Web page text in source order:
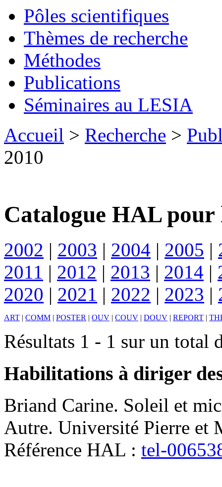
Pôles scientifiques
Thèmes de recherche
Méthodes
Publications
Séminaires au LESIA
Accueil > Recherche >
2010
Catalogue HAL pour
2002 | 2003 | 2004 | 2005 |
2011 | 2012 | 2013 | 2014 |
2020 | 2021 | 2022 | 2023 |
ART | COMM | POSTER | OUV | COUV | DOUV | REPORT |
Résultats 1 - 1 sur un total
Habilitations à diriger
Briand Carine. Soleil et
Autre. Université Pierre et
Référence HAL : tel-